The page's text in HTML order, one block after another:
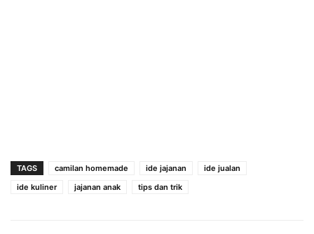
TAGS camilan homemade ide jajanan
ide jualan
ide kuliner
jajanan anak tips dan trik